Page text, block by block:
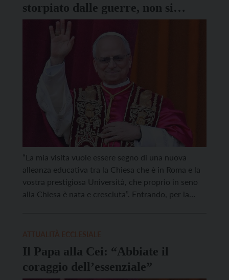
storpiato dalle guerre, non si
chiami difesa il riarmo”
“La mia visita vuole essere segno di una nuova
alleanza educativa tra la Chiesa che è in Roma e la
vostra prestigiosa Università, che proprio in seno
alla Chiesa è nata e cresciuta”. Entrando, per la
Il Papa alla Cei: “Abbiate il
coraggio dell’essenziale”